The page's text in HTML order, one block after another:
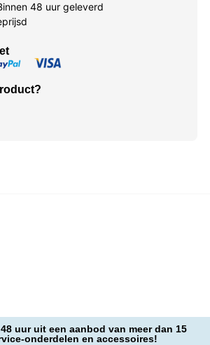
48 uur geleverd
uur uit een aanbod van meer dan 15
onderdelen en accessoires!